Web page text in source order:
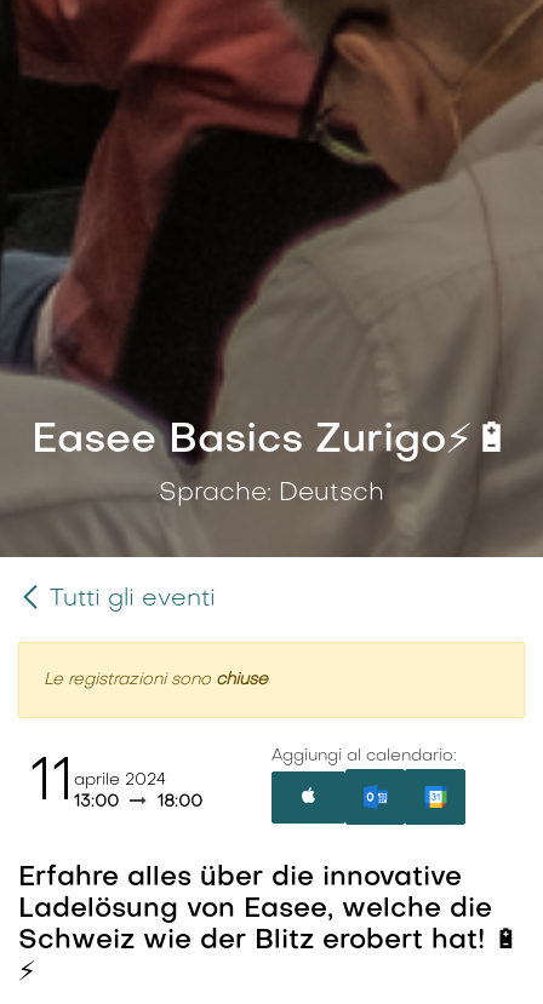
Easee Basics Zurigo⚡️🔋
Sprache: Deutsch
Tutti gli eventi
Le registrazioni sono chiuse
11 aprile 2024
13:00
18:00
Aggiungi al calendario:
Erfahre alles über die innovative
Ladelösung von Easee, welche die
Schweiz wie der Blitz erobert hat! 🔋
⚡